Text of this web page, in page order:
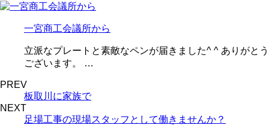
一宮商工会議所から
立派なプレートと素敵なペンが届きました^ ^ ありがとう
ございます。 …
PREV
板取川に家族で
NEXT
足場工事の現場スタッフとして働きませんか？